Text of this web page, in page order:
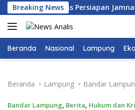
Langsung
ke
konten
Breaking News
Bahas Persiapan Jamnas XII
Beranda Nasional Lampung
Beranda Lampung Bandar
Bandar Lampung, Berita, Hukum dan